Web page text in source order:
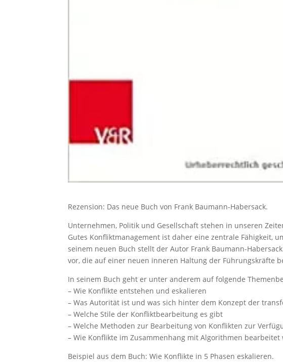
Rezension: Das neue Buch von Frank Baumann-Habersack.
Unternehmen, Politik und Gesellschaft stehen in unseren
Gutes Konfliktmanagement ist daher eine zentrale Fähigkeit,
seinem neuen Buch stellt der Autor Frank Baumann-
vor, die auf einer neuen inneren Haltung der Führungskräfte
In seinem Buch geht er unter anderem auf folgende
– Wie Konflikte entstehen und eskalieren
– Was Autorität ist und was sich hinter dem Konzept der
– Welche Stile der Konfliktbearbeitung es gibt
– Welche Methoden zur Bearbeitung von Konflikten zur
– Wie Konflikte im Zusammenhang mit Algorithmen bearbeitet
Beispiel aus dem Buch: Wie Konflikte in 5 Phasen eskalieren.